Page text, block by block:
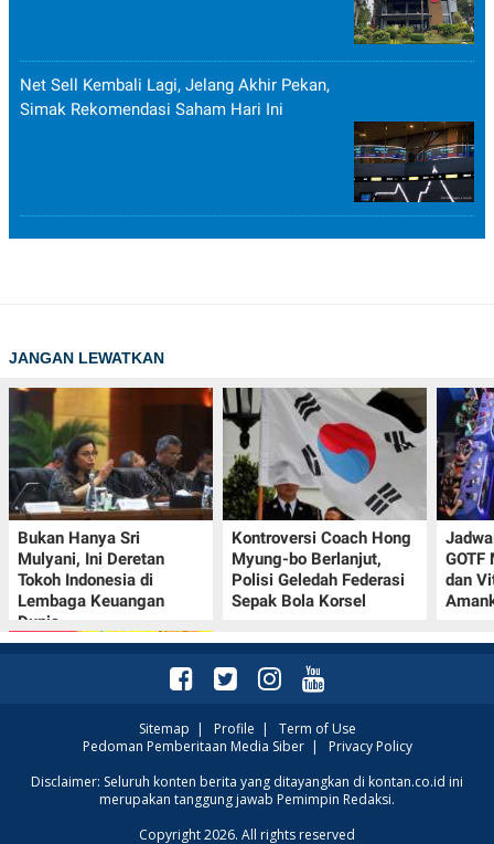
Net Sell Kembali Lagi, Jelang Akhir Pekan,
Simak Rekomendasi Saham Hari Ini
JANGAN LEWATKAN
Bukan Hanya Sri
Mulyani, Ini Deretan
Tokoh Indonesia di
Lembaga Keuangan
Dunia
Kontroversi Coach Hong
Myung-bo Berlanjut,
Polisi Geledah Federasi
Sepak Bola Korsel
GOTF
dan
Promo JSM Alfamart 7–
9 Agustus 2026, Minyak
Sitemap | Profile | Term of Use
Pedoman Pemberitaan Media Siber| Privacy Policy
Disclaimer: Seluruh konten berita yang ditayangkan di kontan.co.id ini
merupakan tanggung jawab Pemimpin Redaksi.
Copyright 2026. All rights reserved